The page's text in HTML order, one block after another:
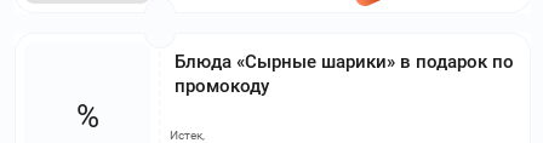
Блюда «Сырные шарики» в подарок по
промокоду
%
Истек,